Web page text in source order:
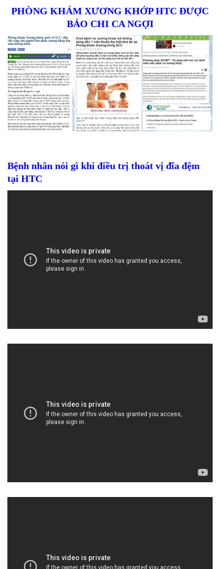
PHÒNG KHÁM XƯƠNG KHỚP HTC ĐƯỢC
BÁO CHI CA NGỢI
Bệnh nhân nói gì khi điều trị thoát vị đĩa đệm
tại HTC